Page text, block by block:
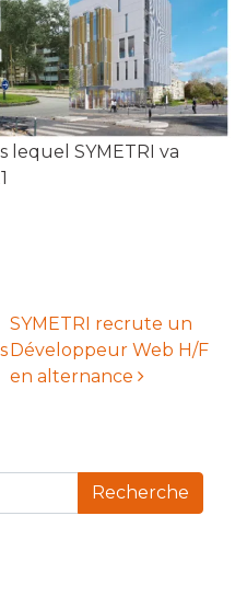
SYMETRI va
articles
SYMETRI recrute un
Développeur Web H/F
en alternance